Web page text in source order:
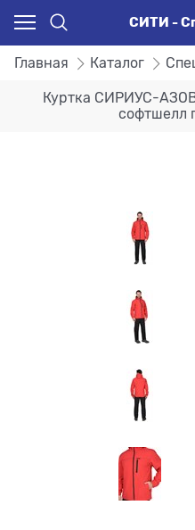
СИТИ -
Главная Каталог
Куртка СИРИУС-
софтшелл